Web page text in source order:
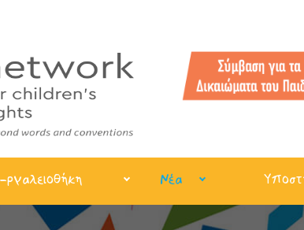
ργαλειοθήκη Νέα